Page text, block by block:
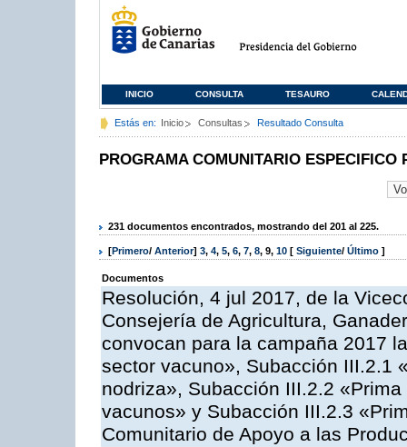
INICIO CONSULTA TESAURO
Estás en: Inicio Consultas Resultado Consulta
PROGRAMA COMUNITARIO ESPECIFICO
231 documentos encontrados, mostrando del 201 al 225.
[Primero/ Anterior] 3, 4, 5, 6, 7, 8, 9, 10 [ Siguiente/ Último ]
Documentos
Resolución, 4 jul 2017, de la
Consejería de Agricultura,
convocan para la campaña 2017
sector vacuno», Subacción III.2.1
nodriza», Subacción III.2.2
vacunos» y Subacción III.2.3
Comunitario de Apoyo a las